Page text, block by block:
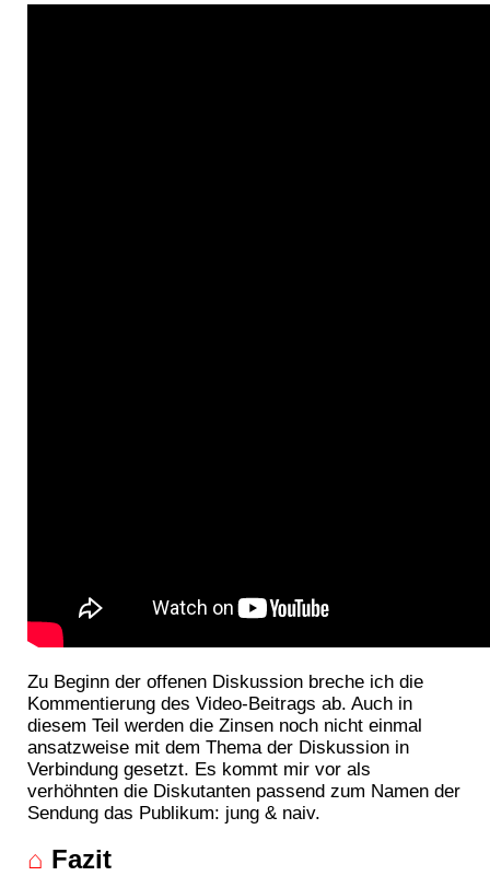
Zu Beginn der offenen Diskussion breche ich die
Kommentierung des Video-Beitrags ab. Auch in
diesem Teil werden die Zinsen noch nicht einmal
ansatzweise mit dem Thema der Diskussion in
Verbindung gesetzt. Es kommt mir vor als
verhöhnten die Diskutanten passend zum Namen der
Sendung das Publikum: jung & naiv.
⌂ Fazit